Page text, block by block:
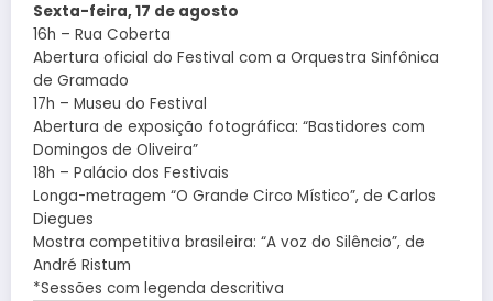
Sexta-feira, 17 de agosto
16h – Rua Coberta
Abertura oficial do Festival com a Orquestra Sinfônica
de Gramado
17h – Museu do Festival
Abertura de exposição fotográfica: “Bastidores com
Domingos de Oliveira”
18h – Palácio dos Festivais
Longa-metragem “O Grande Circo Místico”, de Carlos
Diegues
Mostra competitiva brasileira: “A voz do Silêncio”, de
André Ristum
*Sessões com legenda descritiva